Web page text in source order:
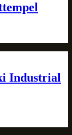
Industrial